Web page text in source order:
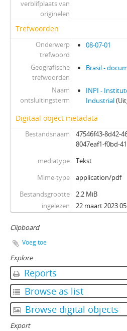
verblifplaats van
originelen
Trefwoorden
Onderwerp
trefwoord
08-07-01
Geografische
trefwoorden
Brasil -
Naam
ontsluitingsterm
INPI -
Industrial
Digitaal object metadata
Bestandsnaam
47546f43-8d42-
8047eaf1-f0bd-
mediatype
Tekst
Mime-type
application/pdf
Bestandsgrootte
2.2 MiB
ingelezen
22 maart 2023
Clipboard
Voeg toe
Explore
Reports
Browse as list
Browse digital objects
Export